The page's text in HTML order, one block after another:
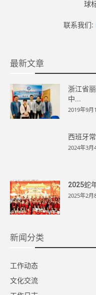
球
联系我们:
最新文章
浙江省
中...
2019年9月
西班牙
2024年3月
2025蛇
2025年2月
新闻分类
工作动态
文化交流